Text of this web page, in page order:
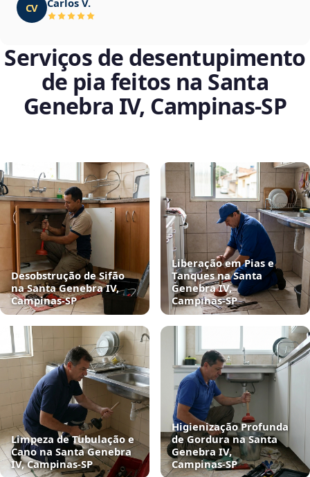
CV
Serviços de desentupimento
de pia feitos na Santa
Genebra IV, Campinas‑SP
Desobstrução de Sifão
na Santa Genebra IV,
Campinas‑SP
Liberação em Pias e
Tanques na Santa
Genebra IV,
Campinas‑SP
Limpeza de Tubulação e
Cano na Santa Genebra
IV, Campinas‑SP
Higienização Profunda
de Gordura na Santa
Genebra IV,
Campinas‑SP